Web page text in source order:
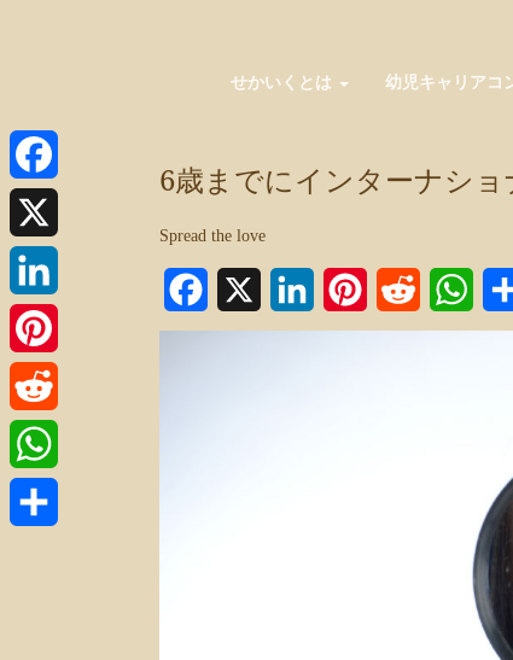
せかいくとは 幼児キャリアコ
6歳までにインターナショ
Spread the love
Facebook LinkedInPinterest Reddit
Facebook
X
LinkedIn
Pinterest
Reddit
WhatsApp